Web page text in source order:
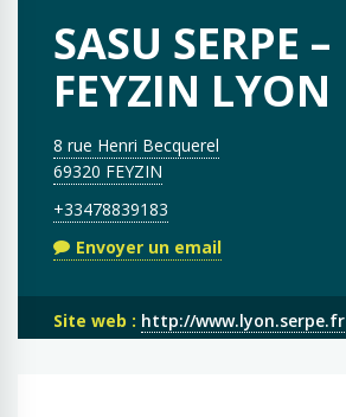
SASU SERPE –
FEYZIN LYON
8 rue Henri Becquerel
69320 FEYZIN
+33478839183
Envoyer un email
Site web : http://www.lyon.serpe.fr